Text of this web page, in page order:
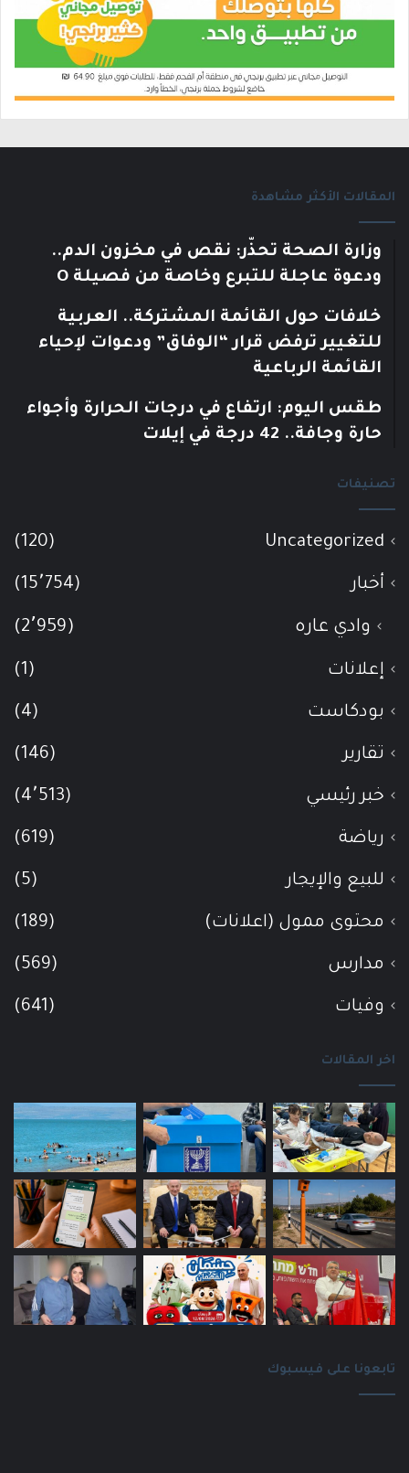
المقالات الأكثر مشاهدة
وزارة الصحة تحذّر: نقص في مخزون الدم..
ودعوة عاجلة للتبرع وخاصة من فصيلة O
خلافات حول القائمة المشتركة.. العربية
للتغيير ترفض قرار “الوفاق” ودعوات لإحياء
القائمة الرباعية
طقس اليوم: ارتفاع في درجات الحرارة وأجواء
حارة وجافة.. 42 درجة في إيلات
تصنيفات
Uncategorized
(120)
أخبار (15٬754)
وادي عاره (2٬959)
إعلانات (1)
بودكاست (4)
تقارير (146)
خبر رئيسي (4٬513)
رياضة (619)
للبيع والإيجار (5)
محتوى ممول (اعلانات) (189)
مدارس (569)
وفيات (641)
اخر المقالات
تابعونا على فيسبوك